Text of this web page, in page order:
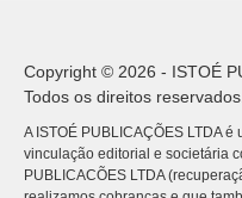
Copyright © 2026 - ISTOÉ
Todos os direitos
A ISTOÉ PUBLICAÇÕES LTDA
vinculação editorial e societária
PUBLICACÕES LTDA